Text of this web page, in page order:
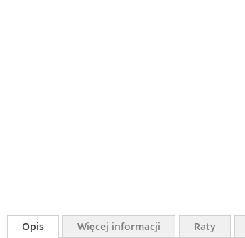
Opis Więcej informacji Raty